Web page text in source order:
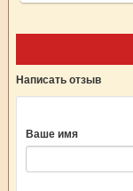
Написать отзыв
Ваше имя